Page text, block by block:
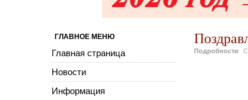
Подробности
ГЛАВНОЕ МЕНЮ
Главная страница
Новости
Информация